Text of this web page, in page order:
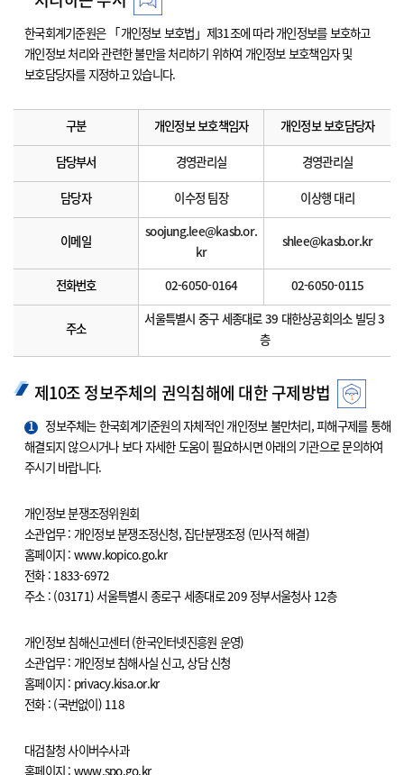
한국회계기준원은 「개인정보 보호법」제31조에 따라 개인정보를 보호하고
개인정보 처리와 관련한 불만을 처리하기 위하여 개인정보 보호책임자 및
보호담당자를 지정하고 있습니다.
구분 개인정보 보호책임자 개인정보 보호담당자
담당부서 경영관리실 경영관리실
담당자 이수정 팀장 이상행 대리
이메일
soojung.lee@kasb.or.
kr
shlee@kasb.or.kr
전화번호 02-6050-0164 02-6050-0115
주소
서울특별시 중구 세종대로 39 대한상공회의소 빌딩 3
층
제10조 정보주체의 권익침해에 대한 구제방법
1
정보주체는 한국회계기준원의 자체적인 개인정보 불만처리, 피해구제를 통해
해결되지 않으시거나 보다 자세한 도움이 필요하시면 아래의 기관으로 문의하여
주시기 바랍니다.
개인정보 분쟁조정위원회
소관업무 : 개인정보 분쟁조정신청, 집단분쟁조정 (민사적 해결)
홈페이지 : www.kopico.go.kr
전화 : 1833-6972
주소 : (03171) 서울특별시 종로구 세종대로 209 정부서울청사 12층
개인정보 침해신고센터 (한국인터넷진흥원 운영)
소관업무 : 개인정보 침해사실 신고, 상담 신청
홈페이지 : privacy.kisa.or.kr
전화 : (국번없이) 118
대검찰청 사이버수사과
홈페이지 : www.spo.go.kr